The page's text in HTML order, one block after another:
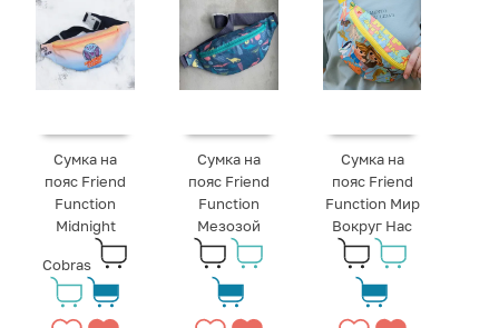
Сумка на
пояс Friend
Function
Midnight
Cobras
Сумка на
пояс Friend
Function
Мезозой
Сумка на
пояс Friend
Function Мир
Вокруг Нас